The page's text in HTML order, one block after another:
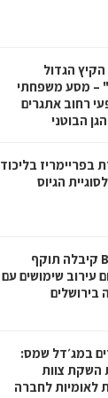
הגדול
– מסע משפחתי
רחוב אתגרים
הבוטני
בליכוד
הגיוס
קבוצת בית ירושלמי BY קיבלה תוקף
שימושים עם
במג׳דל שמס:
השקת צוות
לאומיות לחברה